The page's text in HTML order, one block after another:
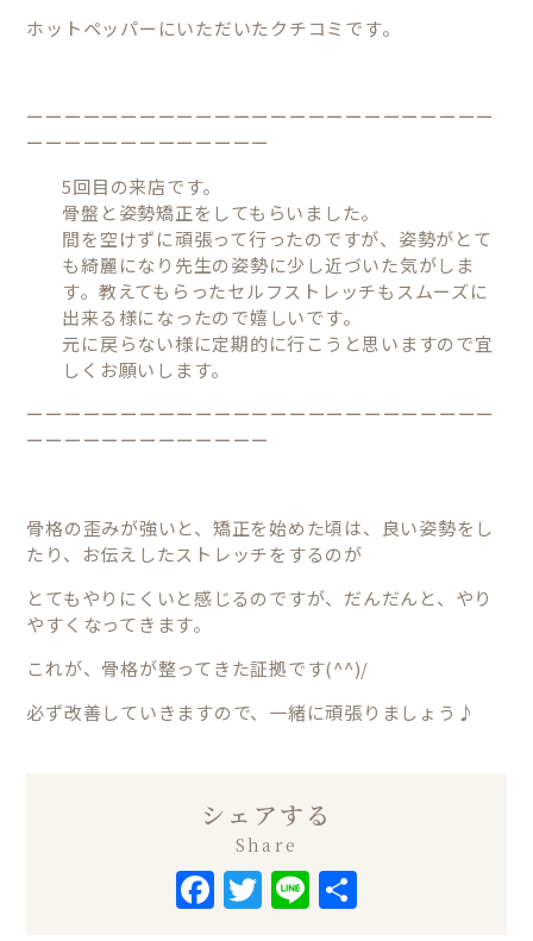
ホットペッパーにいただいたクチコミです。
ーーーーーーーーーーーーーーーーーーーーーーーーー
ーーーーーーーーーーーーー
5回目の来店です。
骨盤と姿勢矯正をしてもらいました。
間を空けずに頑張って行ったのですが、姿勢がとて
も綺麗になり先生の姿勢に少し近づいた気がしま
す。教えてもらったセルフストレッチもスムーズに
出来る様になったので嬉しいです。
元に戻らない様に定期的に行こうと思いますので宜
しくお願いします。
ーーーーーーーーーーーーーーーーーーーーーーーーー
ーーーーーーーーーーーーー
骨格の歪みが強いと、矯正を始めた頃は、良い姿勢をし
たり、お伝えしたストレッチをするのが
とてもやりにくいと感じるのですが、だんだんと、やり
やすくなってきます。
これが、骨格が整ってきた証拠です(^^)/
必ず改善していきますので、一緒に頑張りましょう♪
シェアする
Share
Facebook
Twitter
Line